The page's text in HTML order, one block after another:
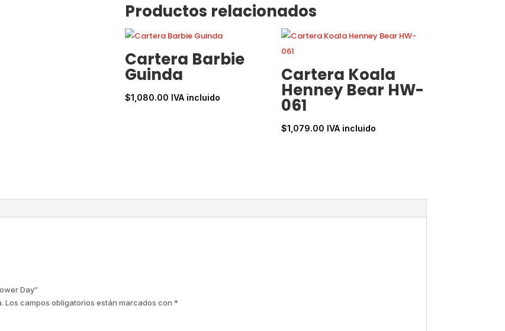
Productos relacionados
Cartera Barbie
Guinda
$1,080.00 IVA incluido
Cartera Koala
Henney Bear HW-
061
$1,079.00 IVA incluido
Day”
Los campos obligatorios están marcados con *